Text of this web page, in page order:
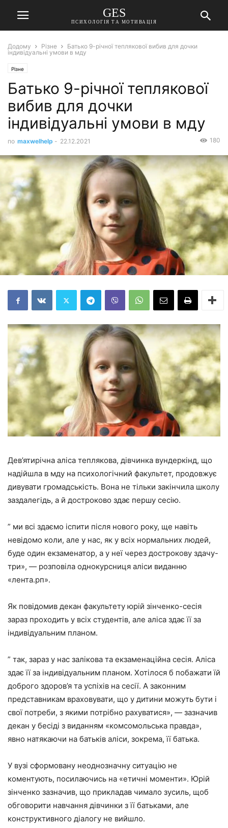
GES
ПСИХОЛОГІЯ ТА МОТИВАЦІЯ
Додому Різне
Батько 9-річної теплякової вибив для дочки
індивідуальні умови в мду
Різне
Батько 9-річної теплякової
вибив для дочки
індивідуальні умови в мду
по maxwelhelp - 22.12.2021 180
Дев’ятирічна аліса теплякова, дівчинка вундеркінд, що
надійшла в мду на психологічний факультет, продовжує
дивувати громадськість. Вона не тільки закінчила школу
заздалегідь, а й достроково здає першу сесію.
” ми всі здаємо іспити після нового року, ще навіть
невідомо коли, але у нас, як у всіх нормальних людей,
буде один екзаменатор, а у неї через дострокову здачу-
три», — розповіла однокурсниця аліси виданню
«лента.рп».
Як повідомив декан факультету юрій зінченко-сесія
зараз проходить у всіх студентів, але аліса здає її за
індивідуальним планом.
” так, зараз у нас залікова та екзаменаційна сесія. Аліса
здає її за індивідуальним планом. Хотілося б побажати їй
доброго здоров’я та успіхів на сесії. А законним
представникам враховувати, що у дитини можуть бути і
свої потреби, з якими потрібно рахуватися», — зазначив
декан у бесіді з виданням «комсомольська правда»,
явно натякаючи на батьків аліси, зокрема, її батька.
У вузі сформовану неоднозначну ситуацію не
коментують, посилаючись на «етичні моменти». Юрій
зінченко зазначив, що прикладав чимало зусиль, щоб
обговорити навчання дівчинки з її батьками, але
конструктивного діалогу не вийшло.